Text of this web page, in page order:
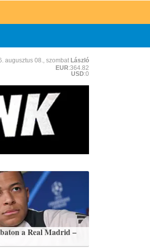
augusztus 08., szombat László
EUR:364.82
USD:0
a Real Madrid –